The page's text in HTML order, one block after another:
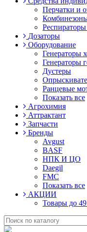
Перчатки и
Дозаторы
Оборудование
Генераторы
Генераторы
Дустеры
Ранцевые
Показать все
Агрохимия
Аттрактант
Запчасти
Бренды
Avgust
BASF
НПК И ЦО
Daegil
FMC
Показать все
АКЦИИ
Товары до